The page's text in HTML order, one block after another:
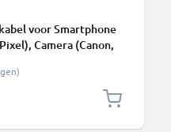
voor Smartphone
Camera (Canon,